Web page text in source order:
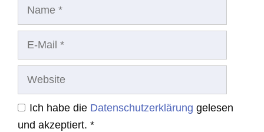
Website
Ich habe die Datenschutzerklärung gelesen
und akzeptiert. *